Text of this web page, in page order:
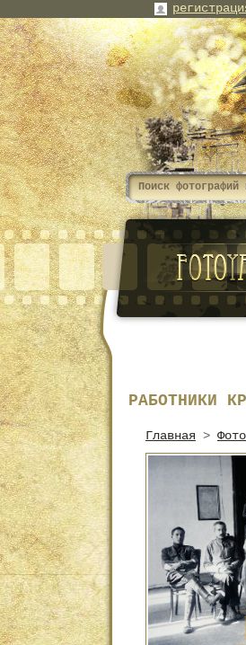
РАБОТНИКИ
Главная > Фото